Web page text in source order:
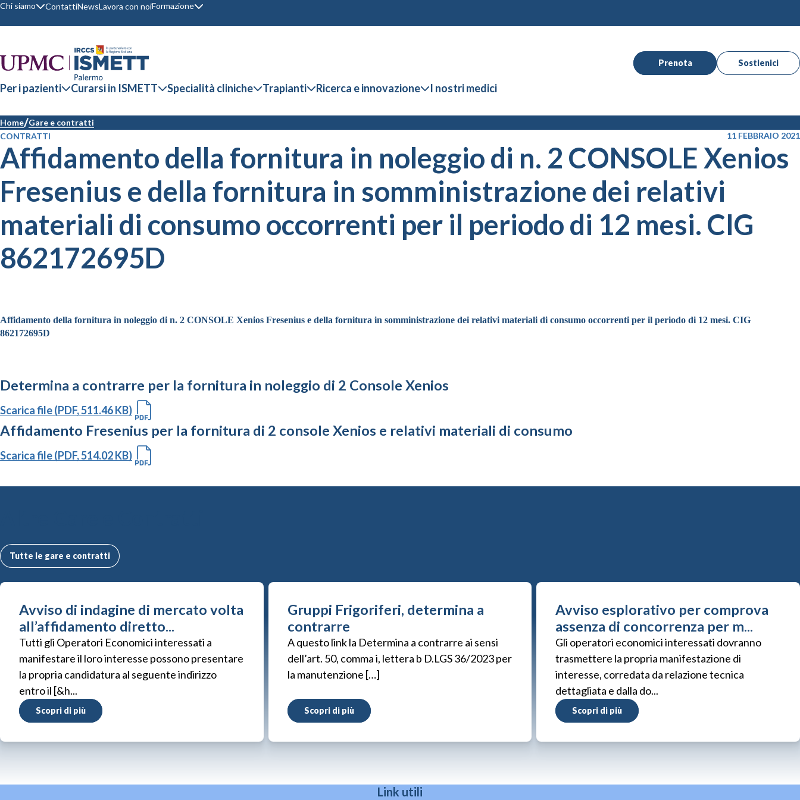
Chi siamo ContattiNewsLavora con noiFormazione
Prenota Sostienici
Per i pazienti Curarsi in ISMETT Specialità cliniche Trapianti Ricerca e innovazione I nostri medici
Home Gare e contratti
CONTRATTI
11 FEBBRAIO 2021
Affidamento della fornitura in noleggio di n. 2 CONSOLE Xenios
Fresenius e della fornitura in somministrazione dei relativi
materiali di consumo occorrenti per il periodo di 12 mesi. CIG
862172695D
Affidamento della fornitura in noleggio di n. 2 CONSOLE Xenios Fresenius e della fornitura in somministrazione dei relativi materiali di consumo occorrenti per il periodo di 12 mesi. CIG
862172695D
Determina a contrarre per la fornitura in noleggio di 2 Console Xenios
Scarica file (PDF, 511.46 KB)
Affidamento Fresenius per la fornitura di 2 console Xenios e relativi materiali di consumo
Scarica file (PDF, 514.02 KB)
Tutte le gare e contratti
Avviso di indagine di mercato volta
all’affidamento diretto...
Tutti gli Operatori Economici interessati a
manifestare il loro interesse possono presentare
la propria candidatura al seguente indirizzo
entro il [&h...
Scopri di più
Gruppi Frigoriferi, determina a
contrarre
A questo link la Determina a contrarre ai sensi
dell’art. 50, comma i, lettera b D.LGS 36/2023 per
la manutenzione […]
Scopri di più
Avviso esplorativo per comprova
assenza di concorrenza per m...
Gli operatori economici interessati dovranno
trasmettere la propria manifestazione di
interesse, corredata da relazione tecnica
dettagliata e dalla do...
Scopri di più
Link utili